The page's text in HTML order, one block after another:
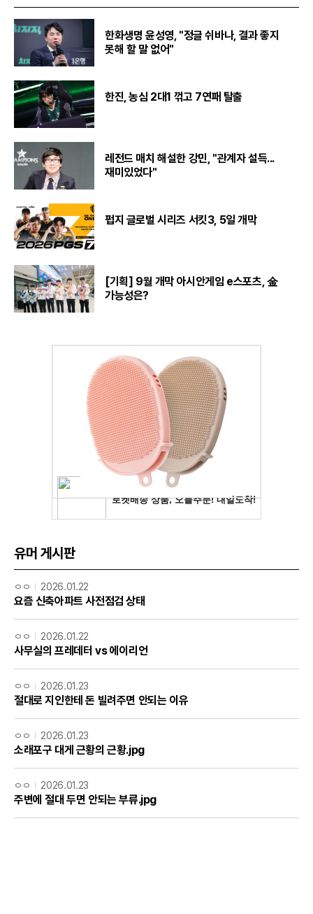
한화생명 윤성영, "정글 쉬바나, 결과 좋지
못해 할 말 없어"
한진, 농심 2대1 꺾고 7연패 탈출
레전드 매치 해설한 강민, "관계자 설득...
재미있었다"
펍지 글로벌 시리즈 서킷3, 5일 개막
[기획] 9월 개막 아시안게임 e스포츠, 金
가능성은?
유머 게시판
ㅇㅇ 2026.01.22
요즘 신축아파트 사전점검 상태
ㅇㅇ 2026.01.22
사무실의 프레데터 vs 에이리언
ㅇㅇ 2026.01.23
절대로 지인한테 돈 빌려주면 안되는 이유
ㅇㅇ 2026.01.23
소래포구 대게 근황의 근황.jpg
ㅇㅇ 2026.01.23
주변에 절대 두면 안되는 부류.jpg